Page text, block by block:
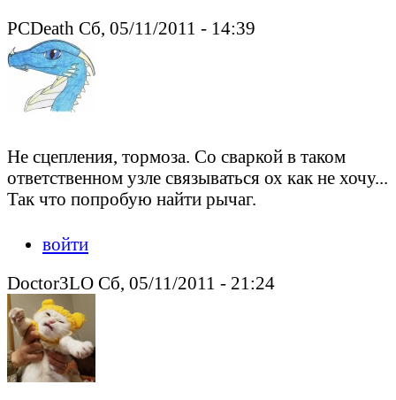
PCDeath Сб, 05/11/2011 - 14:39
Не сцепления, тормоза. Со сваркой в таком
ответственном узле связываться ох как не хочу...
Так что попробую найти рычаг.
войти
Doctor3LO Сб, 05/11/2011 - 21:24